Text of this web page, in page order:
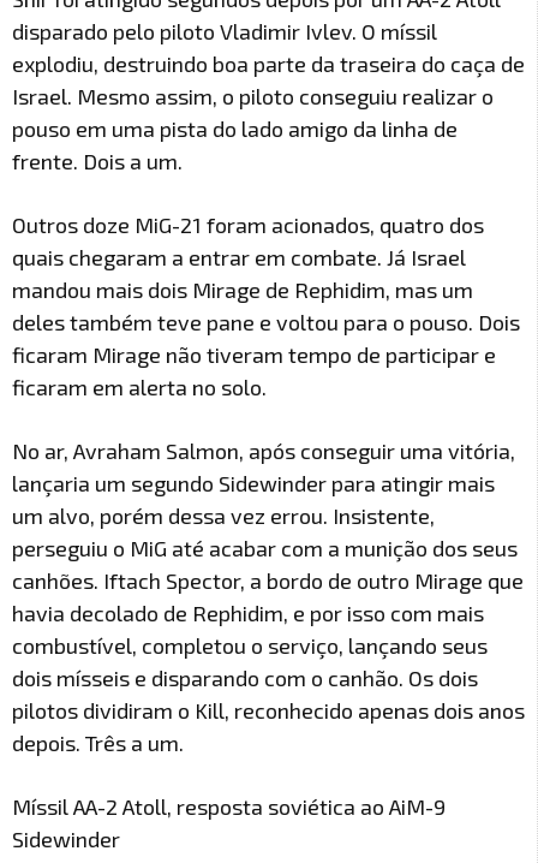
disparado pelo piloto Vladimir Ivlev. O míssil
explodiu, destruindo boa parte da traseira do caça de
Israel. Mesmo assim, o piloto conseguiu realizar o
pouso em uma pista do lado amigo da linha de
frente. Dois a um.
Outros doze MiG-21 foram acionados, quatro dos
quais chegaram a entrar em combate. Já Israel
mandou mais dois Mirage de Rephidim, mas um
deles também teve pane e voltou para o pouso. Dois
ficaram Mirage não tiveram tempo de participar e
ficaram em alerta no solo.
No ar, Avraham Salmon, após conseguir uma vitória,
lançaria um segundo Sidewinder para atingir mais
um alvo, porém dessa vez errou. Insistente,
perseguiu o MiG até acabar com a munição dos seus
canhões. Iftach Spector, a bordo de outro Mirage que
havia decolado de Rephidim, e por isso com mais
combustível, completou o serviço, lançando seus
dois mísseis e disparando com o canhão. Os dois
pilotos dividiram o Kill, reconhecido apenas dois anos
depois. Três a um.
Míssil AA-2 Atoll, resposta soviética ao AiM-9
Sidewinder